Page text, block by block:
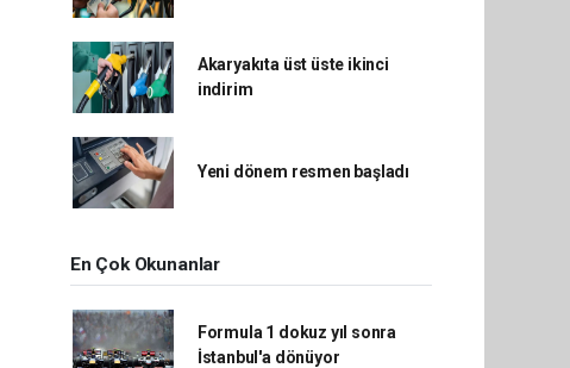
Akaryakıta üst üste ikinci
indirim
Yeni dönem resmen başladı
En Çok Okunanlar
Formula 1 dokuz yıl sonra
İstanbul'a dönüyor